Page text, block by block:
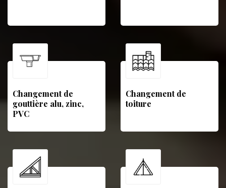
Changement de
gouttière alu, zinc,
PVC
Changement de
toiture